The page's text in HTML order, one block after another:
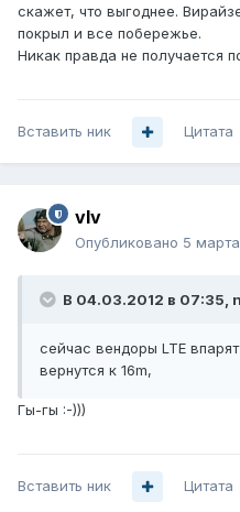
скажет, что выгоднее.
покрыл и все побережье.
Никак правда не получается
Вставить ник Цитата
vIv
Опубликовано 5
В 04.03.2012 в 07:35,
сейчас вендоры LTE
вернутся к 16m,
Гы-гы :-)))
Вставить ник Цитата